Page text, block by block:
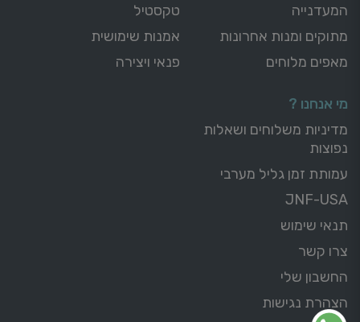
המעדנייה
מתוקים ומנות אחרונות
מאפים מלוחים
טקסטיל
אמנות שימושית
פנאי ויצירה
מי אנחנו ?
מדיניות משלוחים ושאלות
נפוצות
עמותת זמן גליל מערבי
JNF-USA
תנאי שימוש
צרו קשר
החשבון שלי
הצהרת נגישות